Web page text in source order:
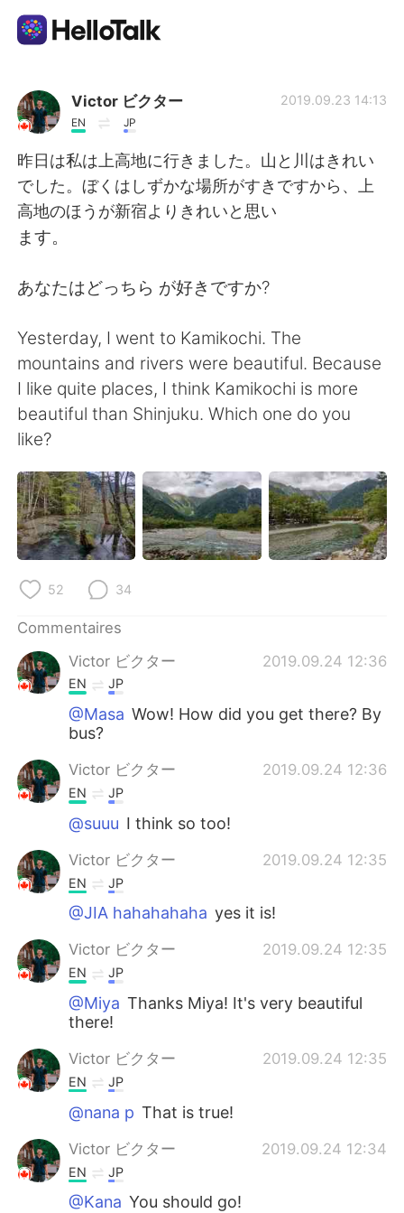
Appli d'échange linguistique
AI Grammar Checker
Français
العربية Deutsch
日本語 한국어
Indonesia Italiano
Türkçe Tiếng Việt
Português
Victor ビクター
EN JP
2019.09.23 14:13
昨日は私は上高地に行きました。山と川はきれい
でした。ぼくはしずかな場所がすきですから、上
高地のほうが新宿よりきれいと思い
ます。
あなたはどっちら が好きですか?
Yesterday, I went to Kamikochi. The
mountains and rivers were beautiful. Because
I like quite places, I think Kamikochi is more
beautiful than Shinjuku. Which one do you
like?
52 34
Commentaires
Victor ビクター
2019.09.24 12:36
EN JP
@Masa Wow! How did you get there? By
bus?
Victor ビクター 2019.09.24 12:36
EN JP
@suuu I think so too!
Victor ビクター 2019.09.24 12:35
EN JP
@JIA hahahahaha yes it is!
Victor ビクター 2019.09.24 12:35
EN JP
@Miya Thanks Miya! It's very beautiful
there!
Victor ビクター 2019.09.24 12:35
EN JP
@nana p That is true!
Victor ビクター 2019.09.24 12:34
EN JP
@Kana You should go!